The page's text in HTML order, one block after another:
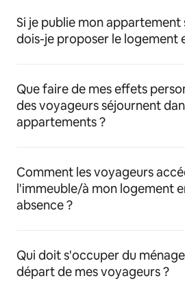
Si je publie mon appartement
dois-je proposer le logement
Que faire de mes effets
des voyageurs séjournent
appartements ?
Comment les voyageurs
l'immeuble/à mon logement
absence ?
Qui doit s'occuper du
départ de mes voyageurs ?